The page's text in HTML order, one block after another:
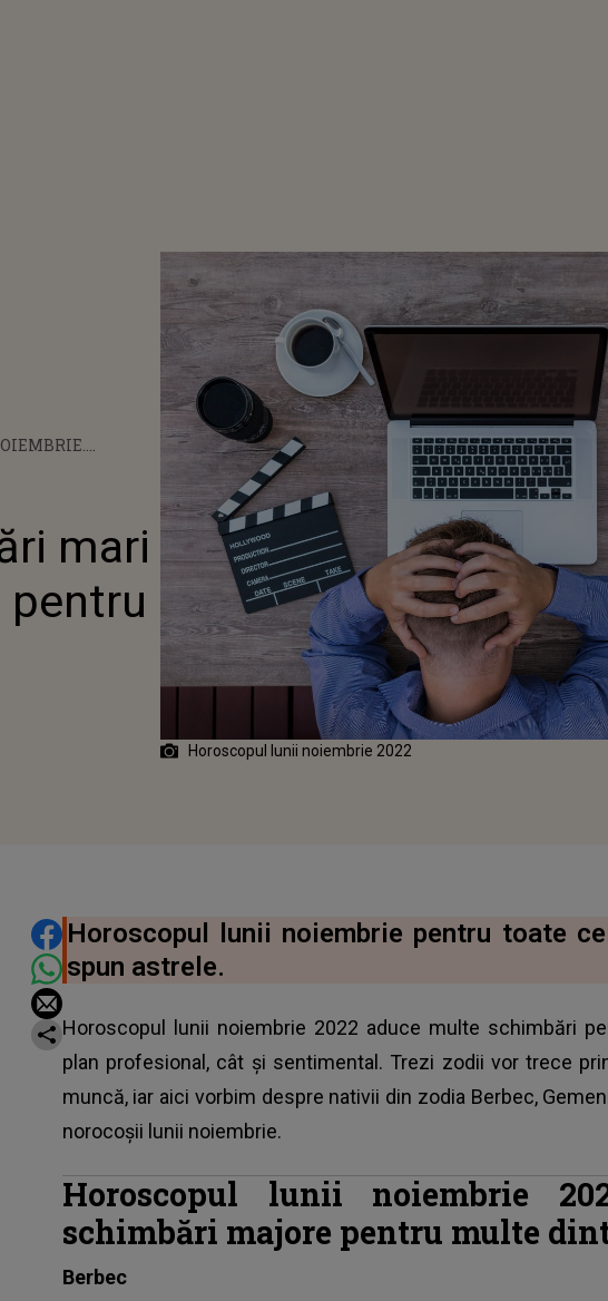
mari
pentru
Horoscopul lunii noiembrie 2022
DISTRIBUIE ARTICOLUL
Horoscopul lunii noiembrie pentru toate
spun astrele.
Horoscopul lunii noiembrie 2022 aduce multe schimbări
plan profesional, cât și sentimental. Trezi zodii vor trece
muncă, iar aici vorbim despre nativii din zodia Berbec,
norocoșii lunii noiembrie.
Horoscopul lunii noiembrie
schimbări majore pentru multe
Berbec